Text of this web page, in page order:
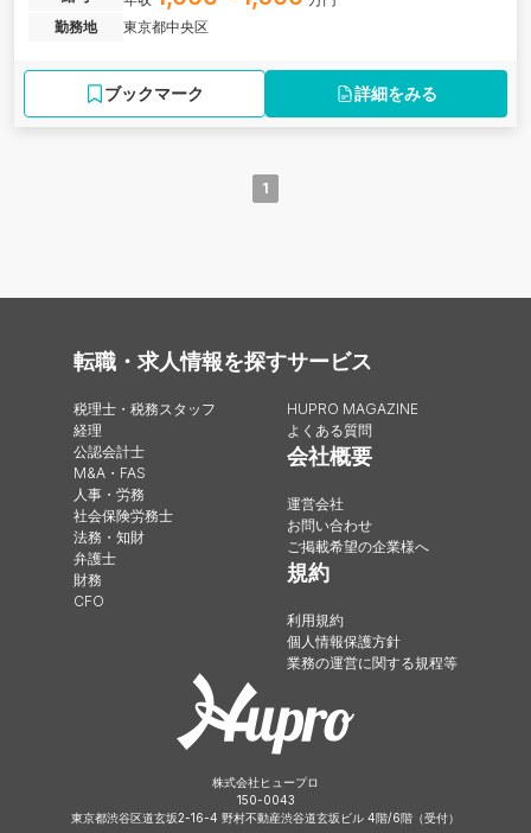
勤務地
東京都中央区
ブックマーク 詳細をみる
1
転職・求人情報を探す
税理士・税務スタッフ
経理
公認会計士
M&A・FAS
人事・労務
社会保険労務士
法務・知財
弁護士
財務
CFO
サービス
HUPRO MAGAZINE
よくある質問
会社概要
運営会社
お問い合わせ
ご掲載希望の企業様へ
規約
利用規約
個人情報保護方針
業務の運営に関する規程等
株式会社ヒュープロ
150-0043
東京都渋谷区道玄坂2-16-4 野村不動産渋谷道玄坂ビル 4階/6階（受付）